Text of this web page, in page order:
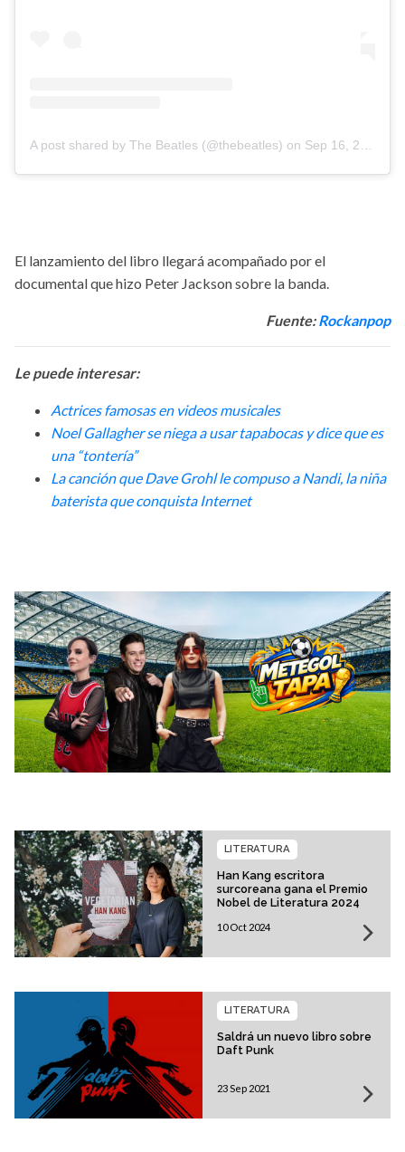
A post shared by The Beatles (@thebeatles) on Sep 16, 2020 at 6:06am PDT
El lanzamiento del libro llegará acompañado por el
documental que hizo Peter Jackson sobre la banda.
Fuente:Rockanpop
Le puede interesar:
Actrices famosas en videos musicales
Noel Gallagher se niega a usar tapabocas y dice que es
una “tontería”
La canción que Dave Grohl le compuso a Nandi, la niña
baterista que conquista Internet
Han Kang escritora
surcoreana gana el Premio
Nobel de Literatura 2024
LITERATURA
10 Oct 2024
Saldrá un nuevo libro sobre
Daft Punk
LITERATURA
23 Sep 2021